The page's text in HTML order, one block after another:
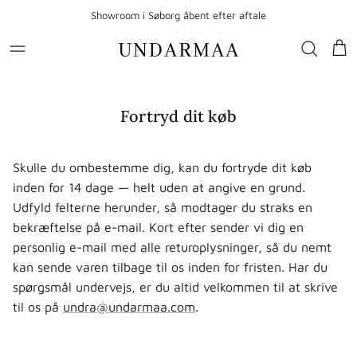
Showroom i Søborg åbent efter aftale
Fortryd dit køb
Skulle du ombestemme dig, kan du fortryde dit køb
inden for 14 dage — helt uden at angive en grund.
Udfyld felterne herunder, så modtager du straks en
bekræftelse på e-mail. Kort efter sender vi dig en
personlig e-mail med alle returoplysninger, så du nemt
kan sende varen tilbage til os inden for fristen. Har du
spørgsmål undervejs, er du altid velkommen til at skrive
til os på undra@undarmaa.com.